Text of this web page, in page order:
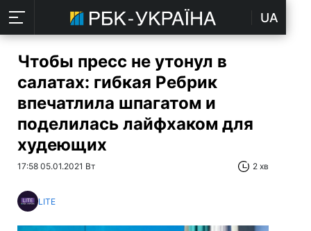
UA
Чтобы пресс не утонул в
салатах: гибкая Ребрик
впечатлила шпагатом и
поделилась лайфхаком для
худеющих
17:58 05.01.2021 Вт 2 хв
LITE